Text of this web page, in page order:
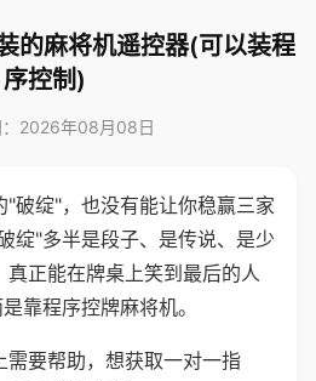
的麻将机遥控器(可以装程
序控制)
：2026年08月08日
"破绽"，也没有能让你稳赢三家
绽"多半是段子、是传说、是少
正能在牌桌上笑到最后的人
靠程序控牌麻将机。
需要帮助，想获取一对一指